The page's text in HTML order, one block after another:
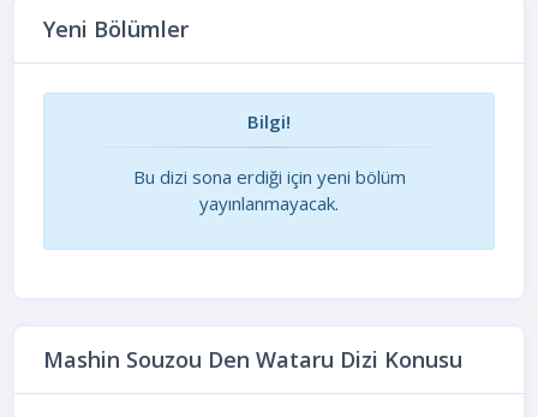
Yeni Bölümler
Bilgi!
Bu dizi sona erdiği için yeni bölüm
yayınlanmayacak.
Mashin Souzou Den Wataru Dizi Konusu